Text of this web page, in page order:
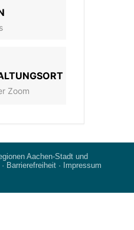
Zoom
Aachen-Stadt und
· Barrierefreiheit ·
Impressum